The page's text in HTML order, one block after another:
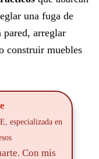
una fuga de
pared, arreglar
construir muebles
especializada en
Con mis